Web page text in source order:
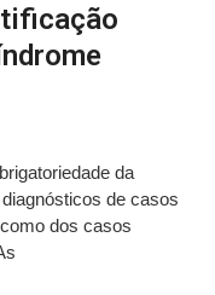
da
de casos
dos casos